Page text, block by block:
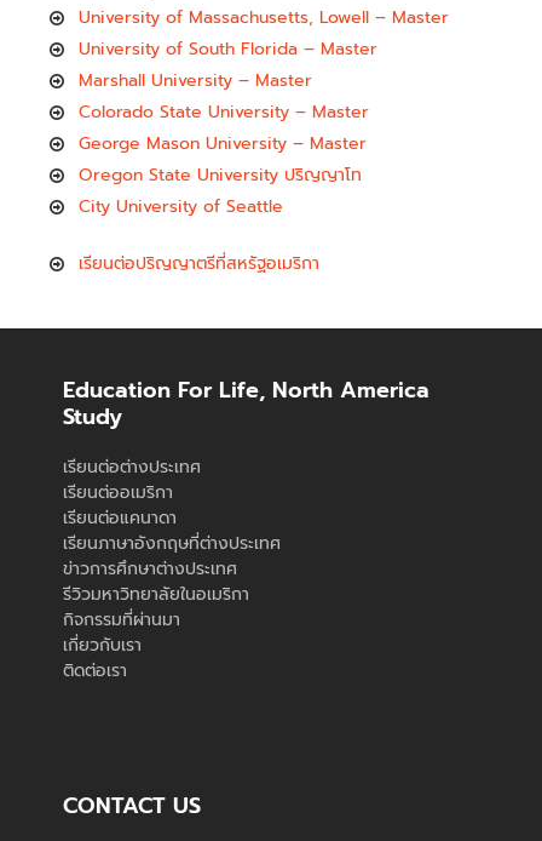
University of Massachusetts, Lowell – Master
University of South Florida – Master
Marshall University – Master
Colorado State University – Master
George Mason University – Master
Oregon State University ปริญญาโท
City University of Seattle
เรียนต่อปริญญาตรีที่สหรัฐอเมริกา
Education For Life, North America
Study
เรียนต่อต่างประเทศ
เรียนต่ออเมริกา
เรียนต่อแคนาดา
เรียนภาษาอังกฤษที่ต่างประเทศ
ข่าวการศึกษาต่างประเทศ
รีวิวมหาวิทยาลัยในอเมริกา
กิจกรรมที่ผ่านมา
เกี่ยวกับเรา
ติดต่อเรา
CONTACT US